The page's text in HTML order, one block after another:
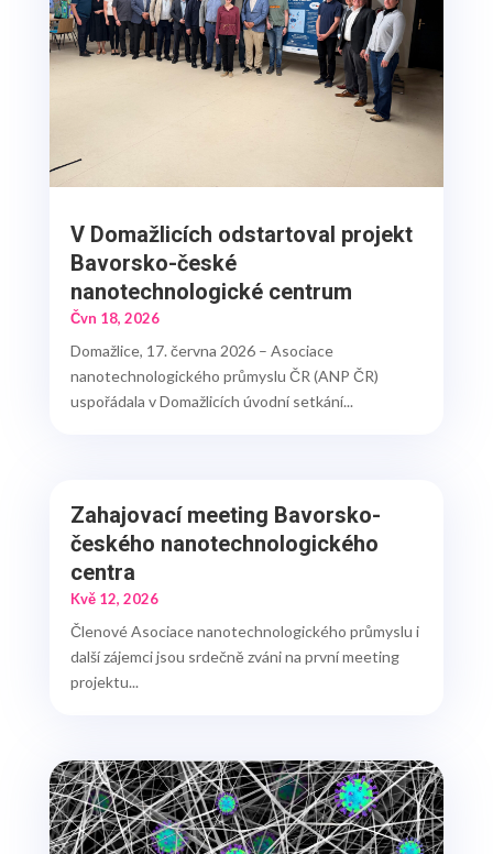
V Domažlicích odstartoval projekt
Bavorsko-české
nanotechnologické centrum
Čvn 18, 2026
Domažlice, 17. června 2026 – Asociace
nanotechnologického průmyslu ČR (ANP ČR)
uspořádala v Domažlicích úvodní setkání...
Zahajovací meeting Bavorsko-
českého nanotechnologického
centra
Kvě 12, 2026
Členové Asociace nanotechnologického průmyslu i
další zájemci jsou srdečně zváni na první meeting
projektu...